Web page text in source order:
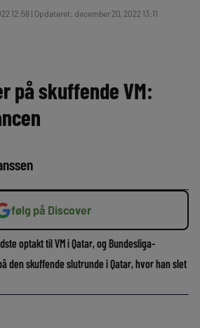
12:58 | Opdateret: december 20, 2022 13:11
på skuffende VM:
følg på Discover
optakt til VM i Qatar, og Bundesliga-
den skuffende slutrunde i Qatar, hvor han slet